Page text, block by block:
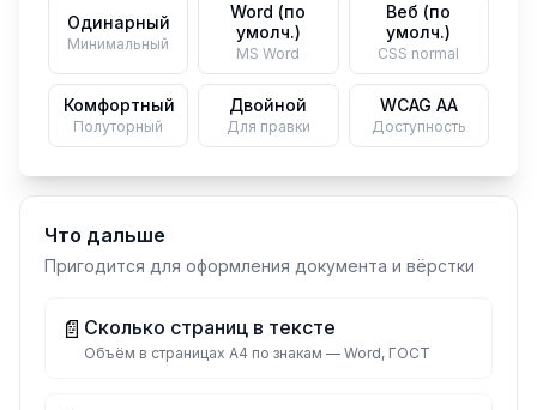
Одинарный
Минимальный
Word (по
умолч.)
MS Word
Веб (по
умолч.)
CSS normal
Комфортный
Полуторный
Двойной
Для правки
WCAG AA
Доступность
Что дальше
Пригодится для оформления документа и вёрстки
📄 Сколько страниц в тексте
Объём в страницах А4 по знакам — Word, ГОСТ